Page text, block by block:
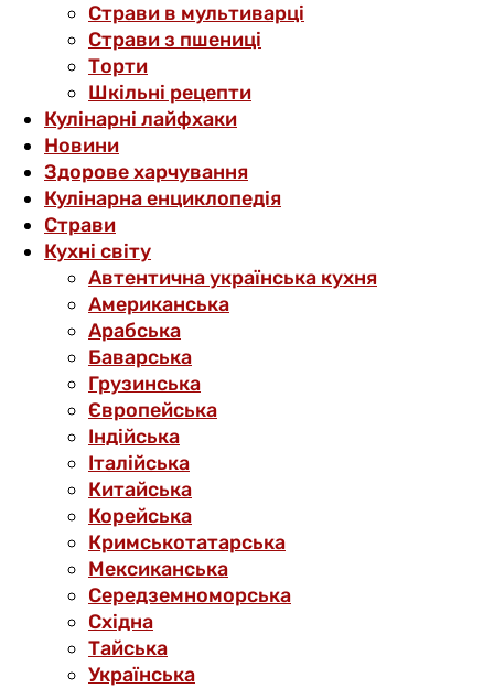
Страви в мультиварці
Страви з пшениці
Торти
Шкільні рецепти
Кулінарні лайфхаки
Новини
Здорове харчування
Кулінарна енциклопедія
Страви
Кухні світу
Автентична українська кухня
Американська
Арабська
Баварська
Грузинська
Європейська
Індійська
Італійська
Китайська
Корейська
Кримськотатарська
Мексиканська
Середземноморська
Східна
Тайська
Українська